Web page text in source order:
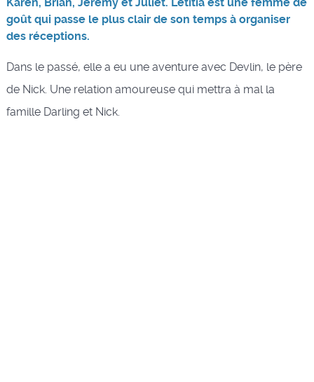
goût qui passe le plus clair de son temps à organiser
des réceptions.
Dans le passé, elle a eu une aventure avec Devlin, le père
de Nick. Une relation amoureuse qui mettra à mal la
famille Darling et Nick.